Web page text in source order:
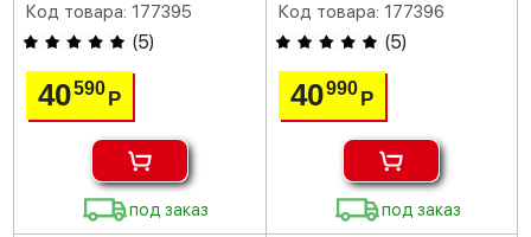
Код товара: 177395
(5)
40590Р
под заказ
Код товара: 177396
(5)
40990 Р
под заказ